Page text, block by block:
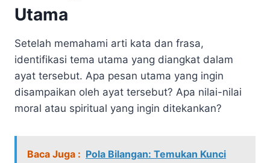
Utama
Setelah memahami arti kata dan frasa,
identifikasi tema utama yang diangkat dalam
ayat tersebut. Apa pesan utama yang ingin
disampaikan oleh ayat tersebut? Apa nilai-nilai
moral atau spiritual yang ingin ditekankan?
Baca Juga : Pola Bilangan: Temukan Kunci